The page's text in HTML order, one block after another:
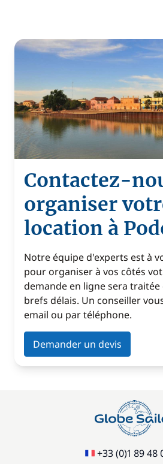
Contactez-
organiser
location à
Notre équipe d'experts est à
pour organiser à vos côtés
demande en ligne sera traitée
brefs délais. Un conseiller
email ou par téléphone.
Demander un devis
+33 (0)1 89 48